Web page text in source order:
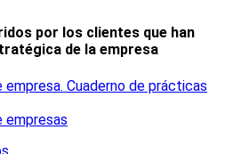
por los clientes que han
de la empresa
Cuaderno de prácticas
empresas